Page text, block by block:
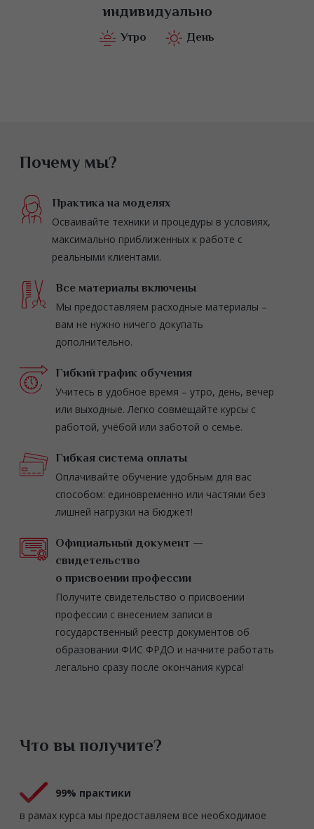
индивидуально
Утро День
Почему мы?
Практика на моделях
Осваивайте техники и процедуры в условиях,
максимально приближенных к работе с
реальными клиентами.
Все материалы включены
Мы предоставляем расходные материалы –
вам не нужно ничего докупать
дополнительно.
Гибкий график обучения
Учитесь в удобное время – утро, день, вечер
или выходные. Легко совмещайте курсы с
работой, учёбой или заботой о семье.
Гибкая система оплаты
Оплачивайте обучение удобным для вас
способом: единовременно или частями без
лишней нагрузки на бюджет!
Официальный документ —
свидетельство
о присвоении профессии
Получите свидетельство о присвоении
профессии с внесением записи в
государственный реестр документов об
образовании ФИС ФРДО и начните работать
легально сразу после окончания курса!
Что вы получите?
99% практики
в рамах курса мы предоставляем все необходимое